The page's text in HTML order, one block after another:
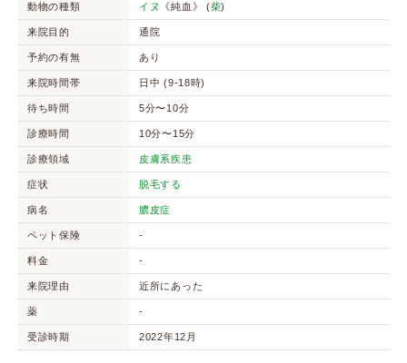
動物の種類 イヌ 《純血》 (柴)
来院目的 通院
予約の有無 あり
来院時間帯 日中 (9-18時)
待ち時間 5分〜10分
診療時間 10分〜15分
診療領域 皮膚系疾患
症状 脱毛する
病名 膿皮症
ペット保険 -
料金 -
来院理由 近所にあった
薬 -
受診時期 2022年12月